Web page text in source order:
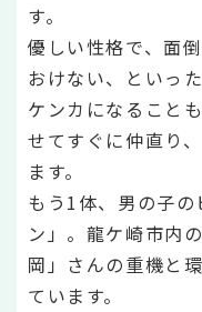
す。
優しい性格で、面
おけない、といっ
ケンカになること
せてすぐに仲直り
ます。
もう1体、男の子
ン」。龍ケ崎市内
岡」さんの重機と
ています。